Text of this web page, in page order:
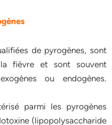
de pyrogènes, sont
la fièvre et sont souvent
ou endogènes.
parmi les pyrogènes
(lipopolysaccharide